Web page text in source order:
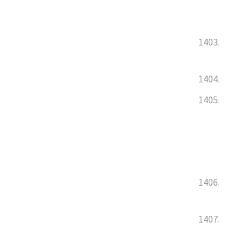
1403.
1404.
1405.
1406.
1407.